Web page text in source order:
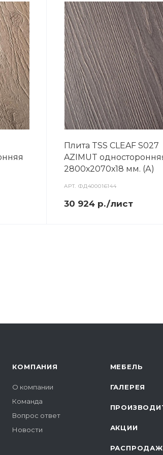
Плита TSS CLEAF S027
AZIMUT
2800х2070х18 мм. (А)
АРТ.ФД400016144
30 924 р./лист
КОМПАНИЯ
О компании
Команда
Вопрос ответ
Новости
МЕБЕЛЬ
ГАЛЕРЕЯ
АКЦИИ